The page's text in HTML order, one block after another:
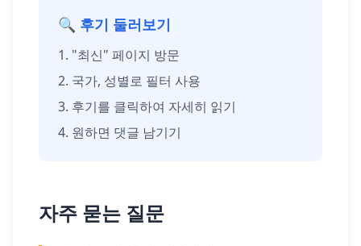
🔍 후기 둘러보기
"최신" 페이지 방문
국가, 성별로 필터 사용
후기를 클릭하여 자세히 읽기
원하면 댓글 남기기
자주 묻는 질문